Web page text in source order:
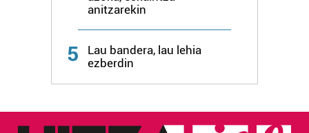
Webgune honek cookie propioak eta hirugarrenen cookie-
fitxategiak erabiltzen ditu. Zure esperientzia eta
zerbitzuak hobetzeko asmoz, cookie teknologiaz
baliatzen gara. Ohar hau onartuz gero, teknologia hori
anitzarekin
5
Lau bandera, lau lehia
ezberdin